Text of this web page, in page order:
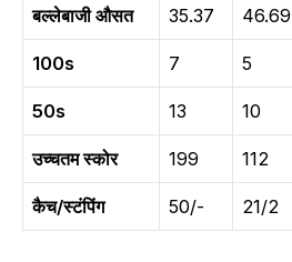
बल्लेबाजी औसत 35.37 46.69
100s 7 5
50s 13 10
उच्चतम स्कोर 199 112
कैच/स्टंपिंग 50/- 21/2